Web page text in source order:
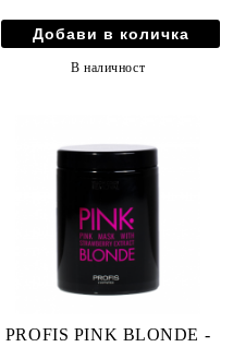
ПРОТЕИНИ, КОЕНЗИМ
Q10 И СЕРАМИДИ 1000мл
В наличност
PROFIS PINK BLONDE -